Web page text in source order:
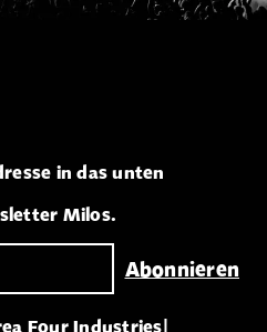
in das unten
Milos.
Four Industries|